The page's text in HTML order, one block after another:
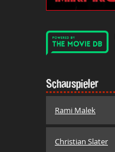
Schauspieler
Rami Malek
Christian Slater